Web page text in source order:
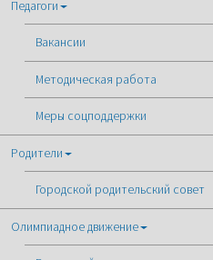
Педагоги
Вакансии
Методическая работа
Меры соцподдержки
Родители
Городской родительский совет
Олимпиадное движение